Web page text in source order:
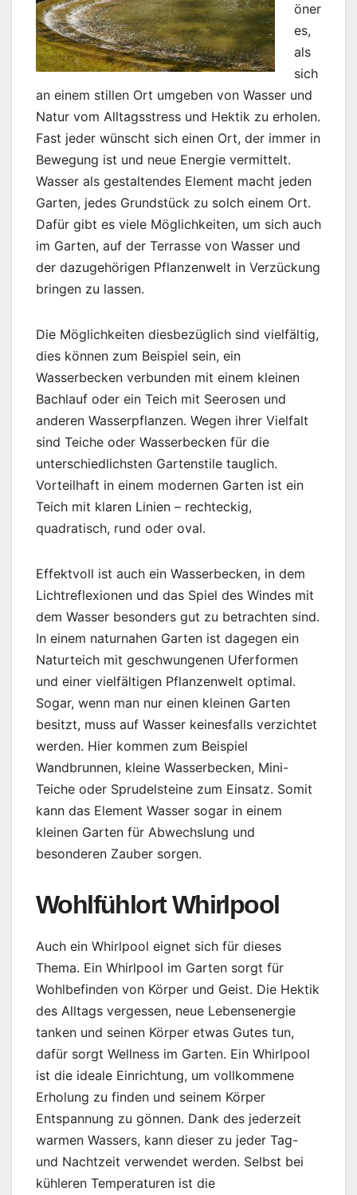
öner
es,
als
sich
an einem stillen Ort umgeben von Wasser und
Natur vom Alltagsstress und Hektik zu erholen.
Fast jeder wünscht sich einen Ort, der immer in
Bewegung ist und neue Energie vermittelt.
Wasser als gestaltendes Element macht jeden
Garten, jedes Grundstück zu solch einem Ort.
Dafür gibt es viele Möglichkeiten, um sich auch
im Garten, auf der Terrasse von Wasser und
der dazugehörigen Pflanzenwelt in Verzückung
bringen zu lassen.
Die Möglichkeiten diesbezüglich sind vielfältig,
dies können zum Beispiel sein, ein
Wasserbecken verbunden mit einem kleinen
Bachlauf oder ein Teich mit Seerosen und
anderen Wasserpflanzen. Wegen ihrer Vielfalt
sind Teiche oder Wasserbecken für die
unterschiedlichsten Gartenstile tauglich.
Vorteilhaft in einem modernen Garten ist ein
Teich mit klaren Linien – rechteckig,
quadratisch, rund oder oval.
Effektvoll ist auch ein Wasserbecken, in dem
Lichtreflexionen und das Spiel des Windes mit
dem Wasser besonders gut zu betrachten sind.
In einem naturnahen Garten ist dagegen ein
Naturteich mit geschwungenen Uferformen
und einer vielfältigen Pflanzenwelt optimal.
Sogar, wenn man nur einen kleinen Garten
besitzt, muss auf Wasser keinesfalls verzichtet
werden. Hier kommen zum Beispiel
Wandbrunnen, kleine Wasserbecken, Mini-
Teiche oder Sprudelsteine zum Einsatz. Somit
kann das Element Wasser sogar in einem
kleinen Garten für Abwechslung und
besonderen Zauber sorgen.
Wohlfühlort Whirlpool
Auch ein Whirlpool eignet sich für dieses
Thema. Ein Whirlpool im Garten sorgt für
Wohlbefinden von Körper und Geist. Die Hektik
des Alltags vergessen, neue Lebensenergie
tanken und seinen Körper etwas Gutes tun,
dafür sorgt Wellness im Garten. Ein Whirlpool
ist die ideale Einrichtung, um vollkommene
Erholung zu finden und seinem Körper
Entspannung zu gönnen. Dank des jederzeit
warmen Wassers, kann dieser zu jeder Tag-
und Nachtzeit verwendet werden. Selbst bei
kühleren Temperaturen ist die